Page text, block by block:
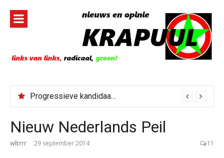
inhoud
Progressieve kandidaat El-Sayed senaatskandidaat Michigan
Nieuw Nederlands Peil
wltrrr 29 september 2014 11